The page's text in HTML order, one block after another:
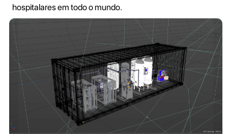
hospitalares em todo o mundo.